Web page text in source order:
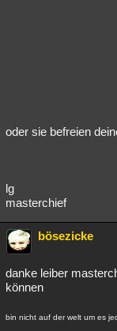
oder sie befreien
lg
masterchief
bösezicke
danke leiber
können
bin nicht auf der welt um es